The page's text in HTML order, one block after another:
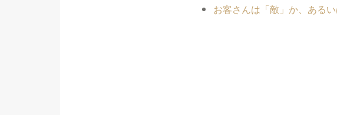
お客さんは「敵」か、ある